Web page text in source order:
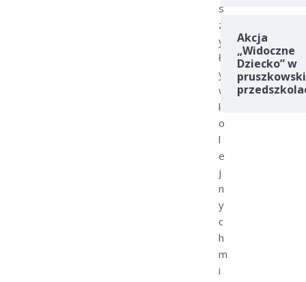
s
z
y
ł
y
w
k
o
l
e
j
n
y
c
h
m
i
Akcja
„Widoczne
Dziecko” w